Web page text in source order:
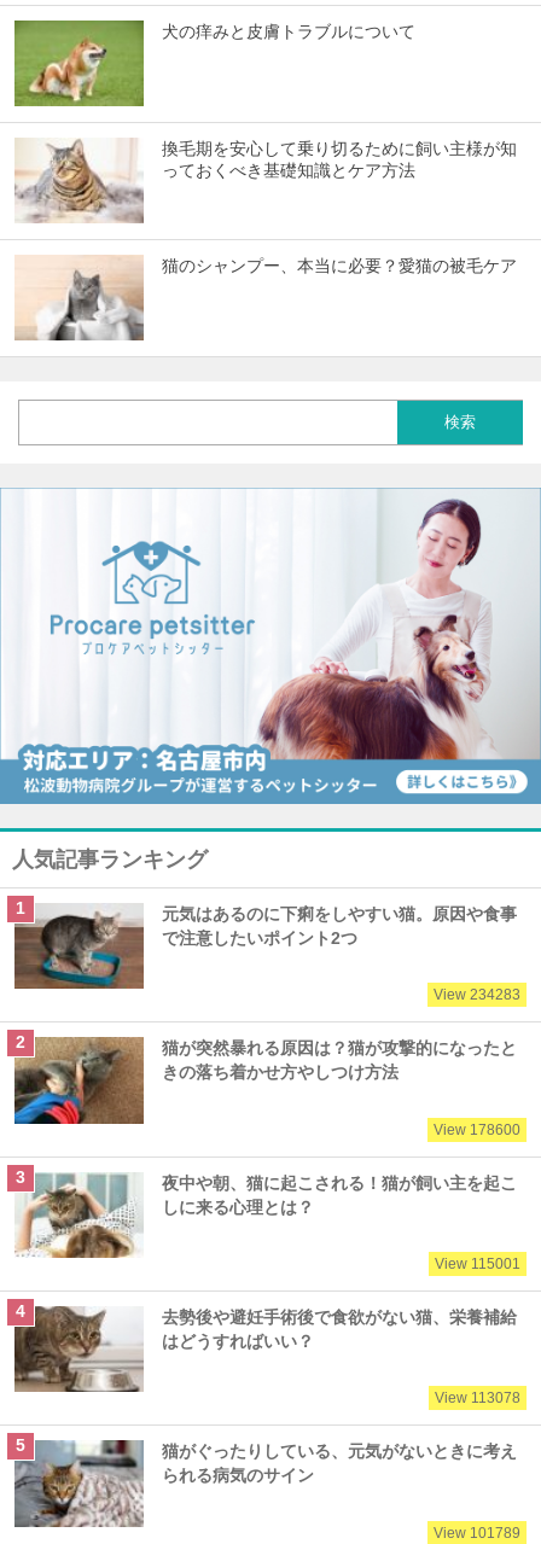
犬の痒みと皮膚トラブルについて
換毛期を安心して乗り切るために飼い主様が知
っておくべき基礎知識とケア方法
猫のシャンプー、本当に必要？愛猫の被毛ケア
人気記事ランキング
元気はあるのに下痢をしやすい猫。原因や食事
で注意したいポイント2つ
View 234283
猫が突然暴れる原因は？猫が攻撃的になったと
きの落ち着かせ方やしつけ方法
View 178600
夜中や朝、猫に起こされる！猫が飼い主を起こ
しに来る心理とは？
View 115001
去勢後や避妊手術後で食欲がない猫、栄養補給
はどうすればいい？
View 113078
猫がぐったりしている、元気がないときに考え
られる病気のサイン
View 101789